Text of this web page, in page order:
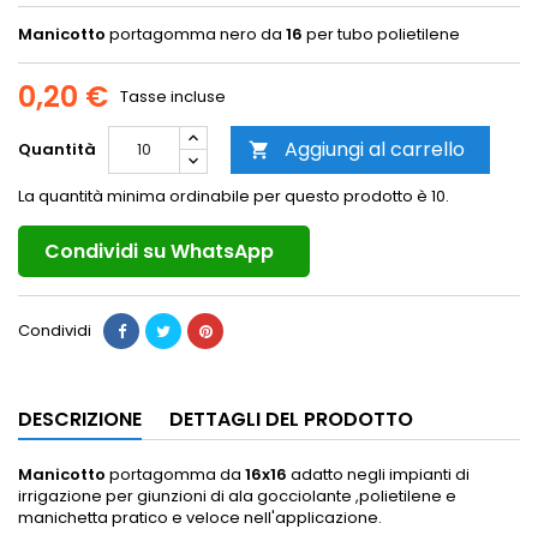
Manicotto portagomma nero da 16 per tubo polietilene
0,20 € Tasse incluse
Quantità  Aggiungi al carrello
La quantità minima ordinabile per questo prodotto è 10.
Condividi su WhatsApp
Condividi
DESCRIZIONE DETTAGLI DEL PRODOTTO
Manicotto portagomma da 16x16 adatto negli impianti di
irrigazione per giunzioni di ala gocciolante ,polietilene e
manichetta pratico e veloce nell'applicazione.